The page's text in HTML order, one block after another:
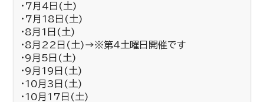
・7月4日(土)
・7月18日(土)
・8月1日(土)
・8月22日(土)→※第4土曜日開催です
・9月5日(土)
・9月19日(土)
・10月3日(土)
・10月17日(土)